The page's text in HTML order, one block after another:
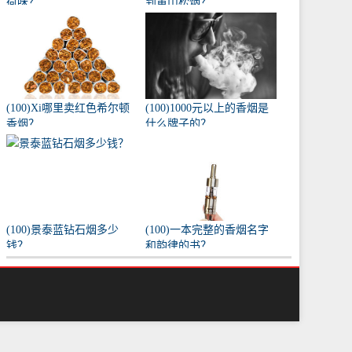
(100)Xi哪里卖红色希尔顿
香烟？
(100)1000元以上的香烟是
什么牌子的？
(100)景泰蓝钻石烟多少
钱？
(100)一本完整的香烟名字
和韵律的书？